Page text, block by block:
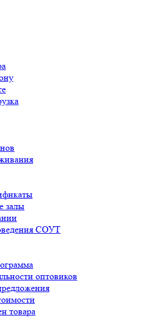
залы
СОУТ
оптовиков
товара